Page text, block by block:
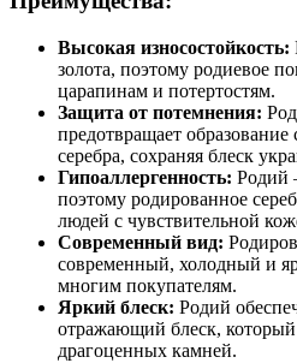
Высокая износостойкость:
золота, поэтому родиевое
царапинам и потертостям.
Защита от потемнения:
предотвращает
серебра, сохраняя блеск
Гипоаллергенность: Родий
поэтому родированное
людей с чувствительной
Современный вид:
современный, холодный и
многим покупателям.
Яркий блеск: Родий
отражающий блеск,
драгоценных камней.